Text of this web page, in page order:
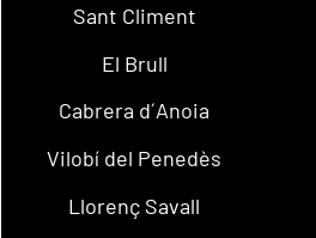
Sant Climent
El Brull
Cabrera d´Anoia
Vilobí del Penedès
Llorenç Savall